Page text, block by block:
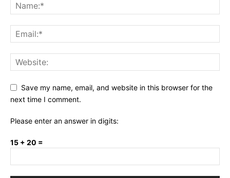
Save my name, email, and website in this browser for the
next time I comment.
Please enter an answer in digits:
15 + 20 =